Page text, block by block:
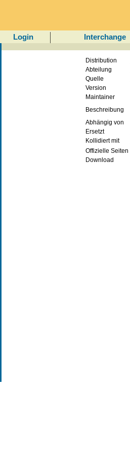
Login Interchange
Distribution
Abteilung
Quelle
Version
Maintainer
Beschreibung
Abhängig von
Ersetzt
Kollidiert mit
Offizielle Seiten
Download